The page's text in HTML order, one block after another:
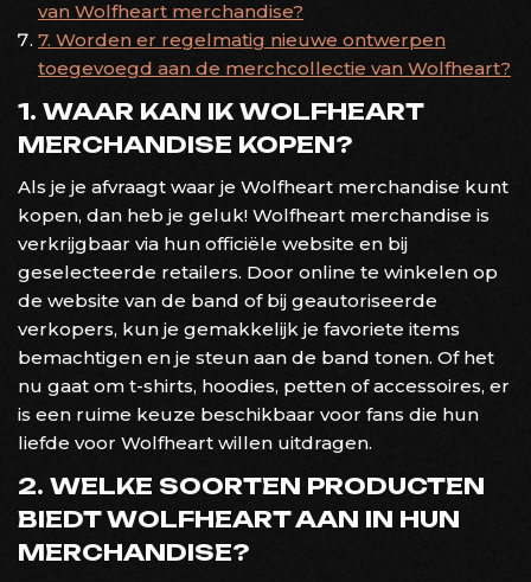
van Wolfheart merchandise?
7. Worden er regelmatig nieuwe ontwerpen
toegevoegd aan de merchcollectie van Wolfheart?
1. WAAR KAN IK WOLFHEART
MERCHANDISE KOPEN?
Als je je afvraagt waar je Wolfheart merchandise kunt
kopen, dan heb je geluk! Wolfheart merchandise is
verkrijgbaar via hun officiële website en bij
geselecteerde retailers. Door online te winkelen op
de website van de band of bij geautoriseerde
verkopers, kun je gemakkelijk je favoriete items
bemachtigen en je steun aan de band tonen. Of het
nu gaat om t-shirts, hoodies, petten of accessoires, er
is een ruime keuze beschikbaar voor fans die hun
liefde voor Wolfheart willen uitdragen.
2. WELKE SOORTEN PRODUCTEN
BIEDT WOLFHEART AAN IN HUN
MERCHANDISE?